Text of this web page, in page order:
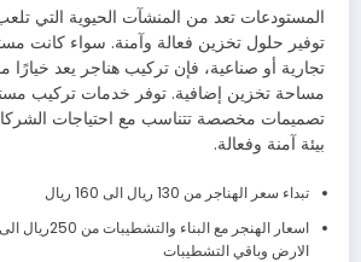
المستودعات تعد من المنشآت الحيوية التي
توفير حلول تخزين فعالة وآمنة. سواء كانت
تجارية أو صناعية، فإن تركيب هناجر يعد
مساحة تخزين إضافية. توفر خدمات تركيب
تصميمات مخصصة تتناسب مع احتياجات
بيئة آمنة وفعالة.
تبداء سعر الهناجر من 130 ريال الى 160 ريال
الارض وباقي التشطيبات